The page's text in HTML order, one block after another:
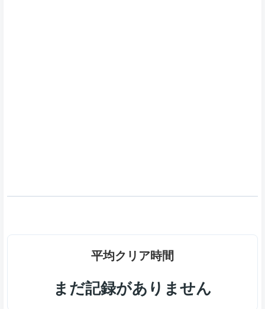
平均クリア時間
まだ記録がありません